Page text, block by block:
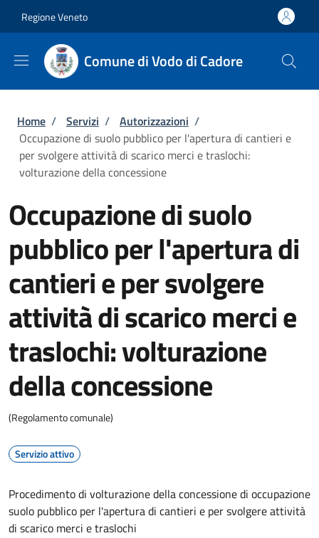
Regione Veneto
Comune di Vodo di Cadore
Briciole di pane
Home / Servizi / Autorizzazioni /
Occupazione di suolo pubblico per l'apertura di cantieri e
per svolgere attività di scarico merci e traslochi:
volturazione della concessione
Occupazione di suolo
pubblico per l'apertura di
cantieri e per svolgere
attività di scarico merci e
traslochi: volturazione
della concessione
(Regolamento comunale)
Servizio attivo
Procedimento di volturazione della concessione di occupazione
suolo pubblico per l'apertura di cantieri e per svolgere attività
di scarico merci e traslochi